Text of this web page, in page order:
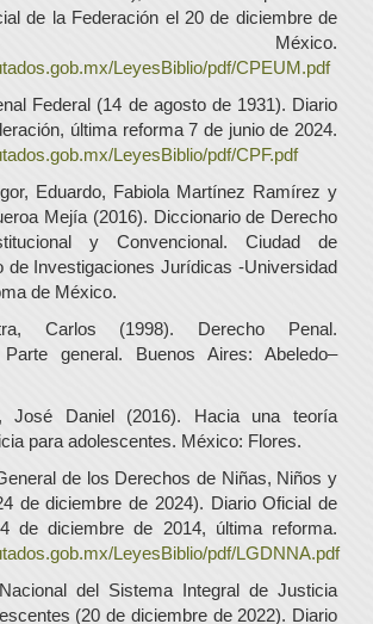
de la Federación el 20 de diciembre de
México.
LeyesBiblio/pdf/CPEUM.pdf
Federal (14 de agosto de 1931). Diario
última reforma 7 de junio de 2024.
LeyesBiblio/pdf/CPF.pdf
Eduardo, Fabiola Martínez Ramírez y
Mejía (2016). Diccionario de Derecho
y Convencional. Ciudad de
de Investigaciones Jurídicas -Universidad
de México.
Carlos (1998). Derecho Penal.
general. Buenos Aires: Abeledo–
José Daniel (2016). Hacia una teoría
para adolescentes. México: Flores.
de los Derechos de Niñas, Niños y
de diciembre de 2024). Diario Oficial de
de diciembre de 2014, última reforma.
LeyesBiblio/pdf/LGDNNA.pdf
del Sistema Integral de Justicia
(20 de diciembre de 2022). Diario